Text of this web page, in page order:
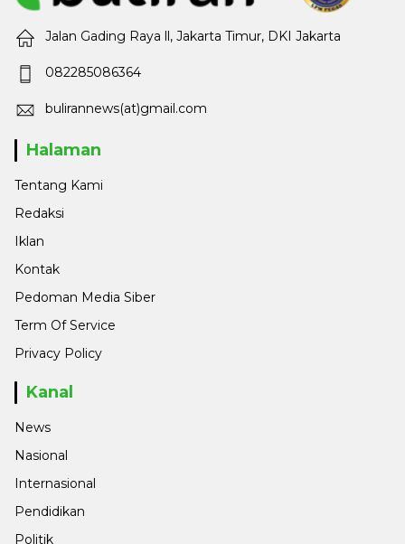
Jalan Gading Raya ll, Jakarta Timur, DKI Jakarta
082285086364
bulirannews(at)gmail.com
Halaman
Tentang Kami
Redaksi
Iklan
Kontak
Pedoman Media Siber
Term Of Service
Privacy Policy
Kanal
News
Nasional
Internasional
Pendidikan
Politik